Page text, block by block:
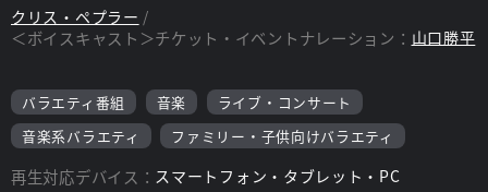
クリス・ペプラー
＜ボイスキャスト＞チケット・イベントナレーション： 山口勝平
バラエティ番組 音楽
ライブ・コンサート
音楽系バラエティ
ファミリー・子供向けバラエティ
再生対応デバイス： スマートフォン・タブレット・PC